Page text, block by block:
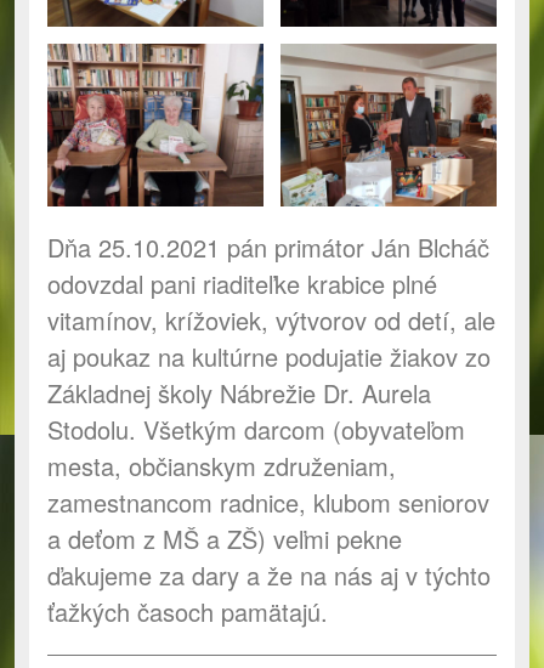
Dňa 25.10.2021 pán primátor Ján Blcháč
odovzdal pani riaditeľke krabice plné
vitamínov, krížoviek, výtvorov od detí, ale
aj poukaz na kultúrne podujatie žiakov zo
Základnej školy Nábrežie Dr. Aurela
Stodolu. Všetkým darcom (obyvateľom
mesta, občianskym združeniam,
zamestnancom radnice, klubom seniorov
a deťom z MŠ a ZŠ) veľmi pekne
ďakujeme za dary a že na nás aj v týchto
ťažkých časoch pamätajú.